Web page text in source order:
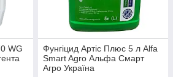
WG
Фунгіцид Артіс Плюс 5 л Alfa
Smart Agro Альфа Смарт
Агро Україна